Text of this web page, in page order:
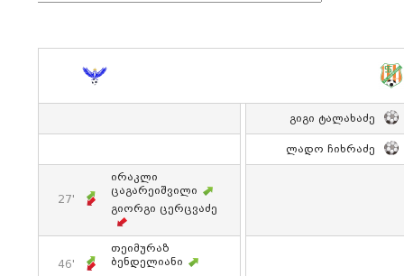
Გიგი Ტალახაძე
Ლადო Ჩიხრაძე
27'
Ირაკლი
Ცაგარეიშვილი
Გიორგი Ცერცვაძე
46'
Თეიმურაზ
Ბენდელიანი